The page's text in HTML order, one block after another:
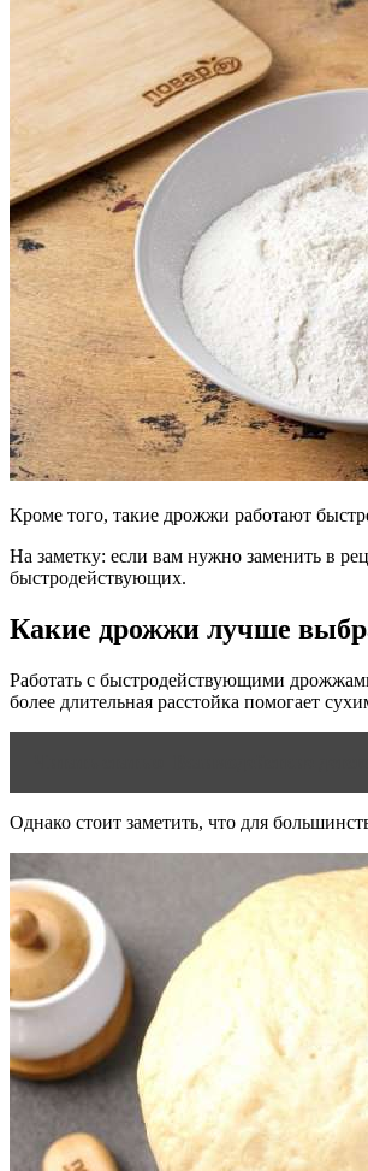
Кроме того, такие дрожжи работают
На заметку: если вам нужно заменить в
быстродействующих.
Какие дрожжи лучше
Работать с быстродействующими
более длительная расстойка помогает
Однако стоит заметить, что для